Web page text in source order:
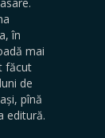
în
mai
făcut
de
pînă
editură.